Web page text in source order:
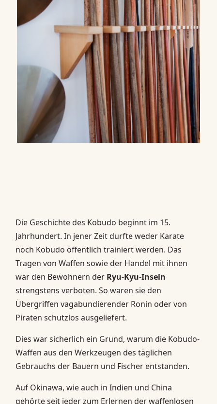
Die Geschichte des Kobudo beginnt im 15.
Jahrhundert. In jener Zeit durfte weder Karate
noch Kobudo öffentlich trainiert werden. Das
Tragen von Waffen sowie der Handel mit ihnen
war den Bewohnern der Ryu-Kyu-Inseln
strengstens verboten. So waren sie den
Übergriffen vagabundierender Ronin oder von
Piraten schutzlos ausgeliefert.
Dies war sicherlich ein Grund, warum die Kobudo-
Waffen aus den Werkzeugen des täglichen
Gebrauchs der Bauern und Fischer entstanden.
Auf Okinawa, wie auch in Indien und China
gehörte seit jeder zum Erlernen der waffenlosen